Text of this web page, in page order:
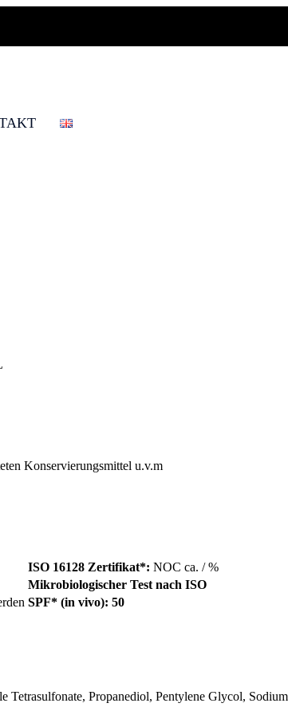
Konservierungsmittel u.v.m
ISO 16128 Zertifikat*: NOC ca. / %
Mikrobiologischer Test nach ISO
SPF* (in vivo): 50
Propanediol, Pentylene Glycol,